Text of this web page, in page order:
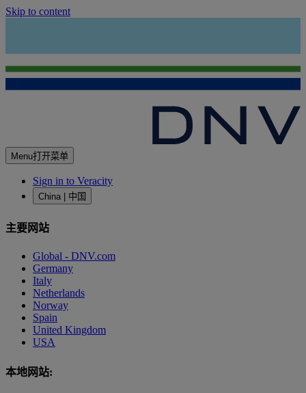
Skip to content
Menu打开菜单
Sign in to Veracity
China | 中国
主要网站
Global - DNV.com
Germany
Italy
Netherlands
Norway
Spain
United Kingdom
USA
本地网站: